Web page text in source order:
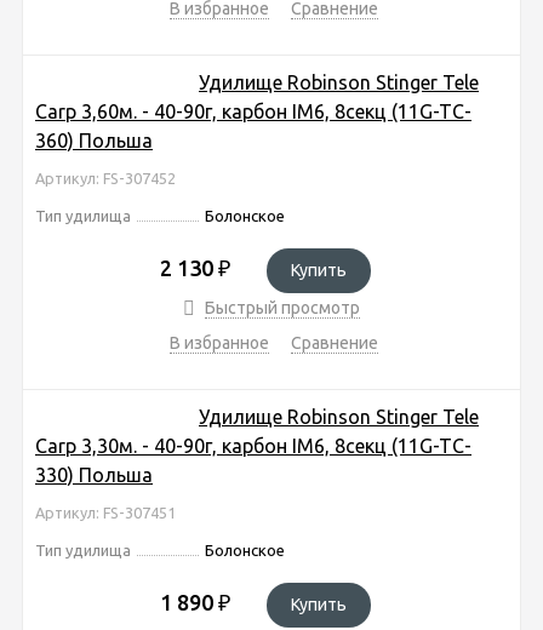
В избранное Сравнение
Удилище Robinson Stinger Tele
Carp 3,60м. - 40-90г, карбон IM6, 8секц (11G-TC-
360) Польша
Артикул: FS-307452
Тип удилища Болонское
2 130 ₽
Купить
Быстрый просмотр
В избранное
Сравнение
Удилище Robinson Stinger Tele
Carp 3,30м. - 40-90г, карбон IM6, 8секц (11G-TC-
330) Польша
Артикул: FS-307451
Тип удилища Болонское
1 890 ₽
Купить